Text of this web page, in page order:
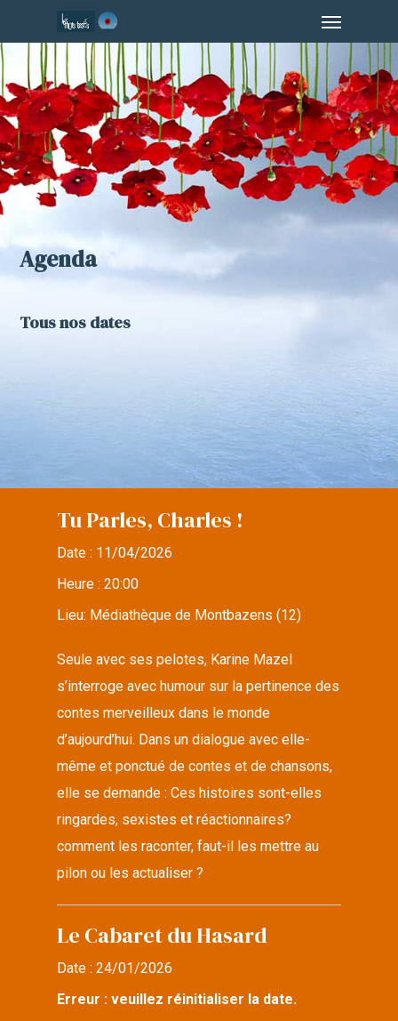
to
main
content
Agenda
Tous nos dates
Tu Parles, Charles !
Date : 11/04/2026
Heure :20:00
Lieu: Médiathèque de Montbazens (12)
Seule avec ses pelotes, Karine Mazel
s’interroge avec humour sur la pertinence des
contes merveilleux dans le monde
d’aujourd’hui. Dans un dialogue avec elle-
même et ponctué de contes et de chansons,
elle se demande : Ces histoires sont-elles
ringardes, sexistes et réactionnaires?
comment les raconter, faut-il les mettre au
pilon ou les actualiser ?
Le Cabaret du Hasard
Date :24/01/2026
Erreur : veuillez réinitialiser la date.